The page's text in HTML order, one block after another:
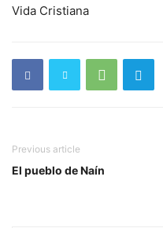
Vida Cristiana
Previous article
El pueblo de Naín